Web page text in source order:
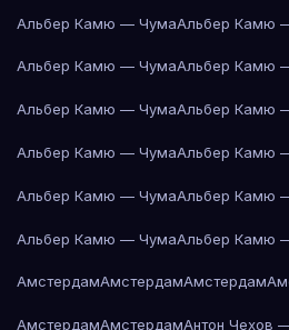
Альбер Камю — ЧумаАльбер Камю
Альбер Камю — ЧумаАльбер Камю
Альбер Камю — ЧумаАльбер Камю
Альбер Камю — ЧумаАльбер Камю
Альбер Камю — ЧумаАльбер Камю
Альбер Камю — ЧумаАльбер Камю
АмстердамАмстердамАмстердам
АмстердамАмстердамАнтон Чехов